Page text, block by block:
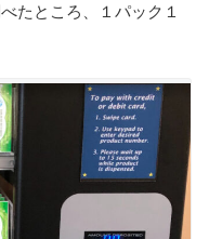
たところ、１パック１